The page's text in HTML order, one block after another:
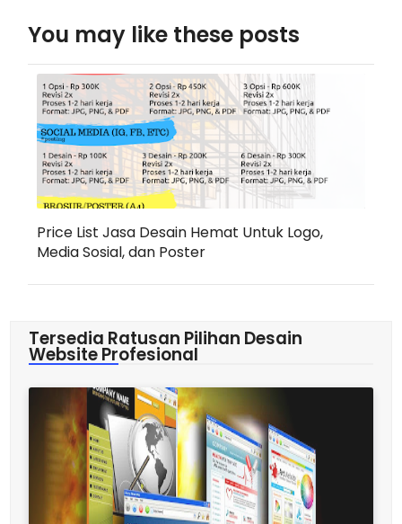
You may like these posts
Price List Jasa Desain Hemat Untuk Logo,
Media Sosial, dan Poster
Tersedia Ratusan Pilihan Desain
Website Profesional